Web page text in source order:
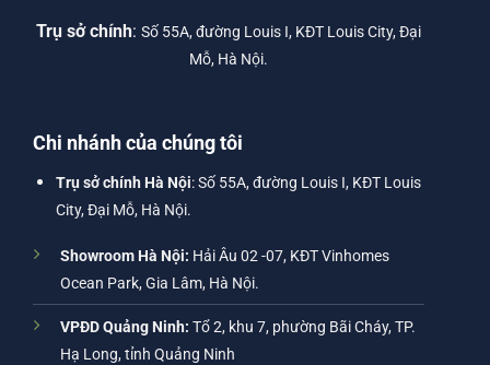
Trụ sở chính: Số 55A, đường Louis I, KĐT Louis City, Đại
Mỗ, Hà Nội.
Chi nhánh của chúng tôi
Trụ sở chính Hà Nội: Số 55A, đường Louis I, KĐT Louis
City, Đại Mỗ, Hà Nội.
Showroom Hà Nội: Hải Âu 02 -07, KĐT Vinhomes
Ocean Park, Gia Lâm, Hà Nội.
VPĐD Quảng Ninh: Tổ 2, khu 7, phường Bãi Cháy, TP.
Hạ Long, tỉnh Quảng Ninh